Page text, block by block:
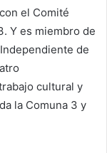
el Comité
Y es miembro de
de
cultural y
la Comuna 3 y